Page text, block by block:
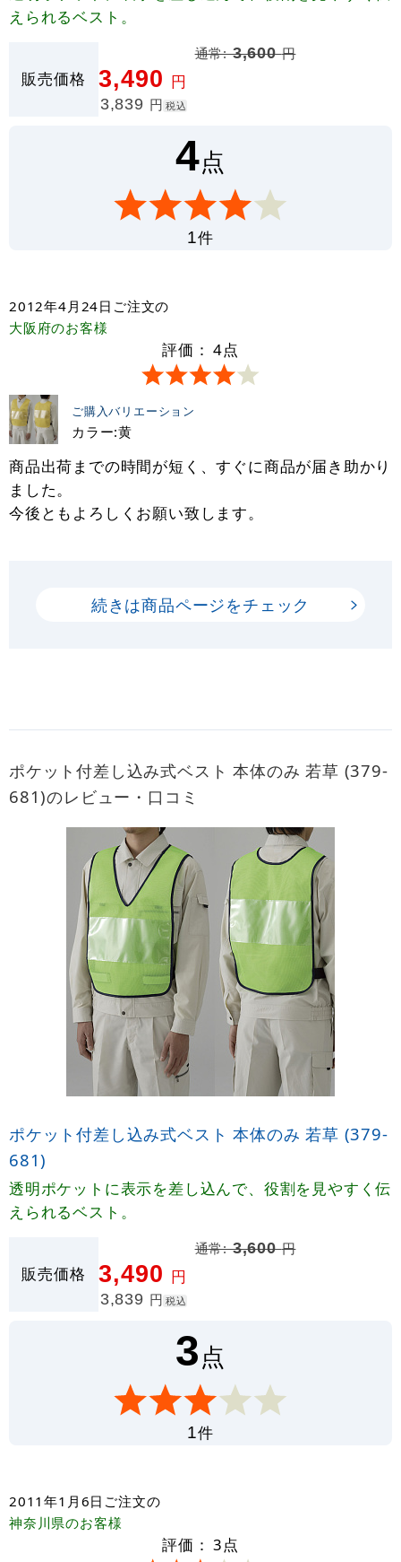
えられるベスト。
販売価格
通常:3,600円
3,490 円
3,839 円 税込
4点
1件
2012年4月24日 ご注文の
大阪府のお客様
評価： 4点
ご購入バリエーション
カラー:黄
商品出荷までの時間が短く、すぐに商品が届き助かり
ました。
今後ともよろしくお願い致します。
続きは商品ページをチェック
ポケット付差し込み式ベスト 本体のみ 若草 (379-
681)のレビュー・口コミ
ポケット付差し込み式ベスト 本体のみ 若草 (379-
681)
透明ポケットに表示を差し込んで、役割を見やすく伝
えられるベスト。
販売価格
通常:3,600円
3,490 円
3,839 円 税込
3点
1件
2011年1月6日 ご注文の
神奈川県のお客様
評価： 3点